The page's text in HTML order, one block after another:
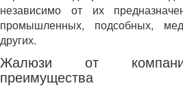
независимо от их
промышленных, подсобных,
других.
Жалюзи от
преимущества